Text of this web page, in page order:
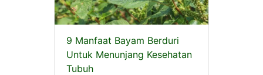
9 Manfaat Bayam Berduri
Untuk Menunjang Kesehatan
Tubuh